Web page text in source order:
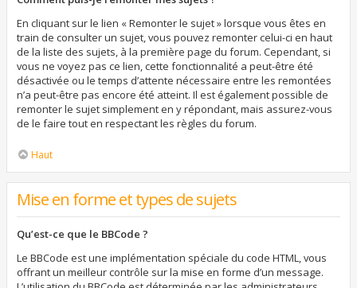
En cliquant sur le lien « Remonter le sujet » lorsque vous êtes en
train de consulter un sujet, vous pouvez remonter celui-ci en haut
de la liste des sujets, à la première page du forum. Cependant, si
vous ne voyez pas ce lien, cette fonctionnalité a peut-être été
désactivée ou le temps d’attente nécessaire entre les remontées
n’a peut-être pas encore été atteint. Il est également possible de
remonter le sujet simplement en y répondant, mais assurez-vous
de le faire tout en respectant les règles du forum.
Haut
Mise en forme et types de sujets
Qu’est-ce que le BBCode ?
Le BBCode est une implémentation spéciale du code HTML, vous
offrant un meilleur contrôle sur la mise en forme d’un message.